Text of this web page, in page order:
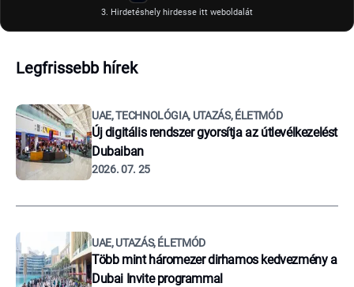
3. Hirdetéshely hirdesse itt weboldalát
Legfrissebb hírek
UAE, TECHNOLÓGIA, UTAZÁS, ÉLETMÓD
Új digitális rendszer gyorsítja az útlevélkezelést
Dubaiban
2026. 07. 25
UAE, UTAZÁS, ÉLETMÓD
Több mint háromezer dirhamos kedvezmény a
Dubai Invite programmal